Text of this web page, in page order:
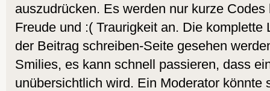
auszudrücken. Es werden nur kurze
Freude und :( Traurigkeit an. Die
der Beitrag schreiben-Seite gesehen
Smilies, es kann schnell passieren, dass
unübersichtlich wird. Ein Moderator könnte